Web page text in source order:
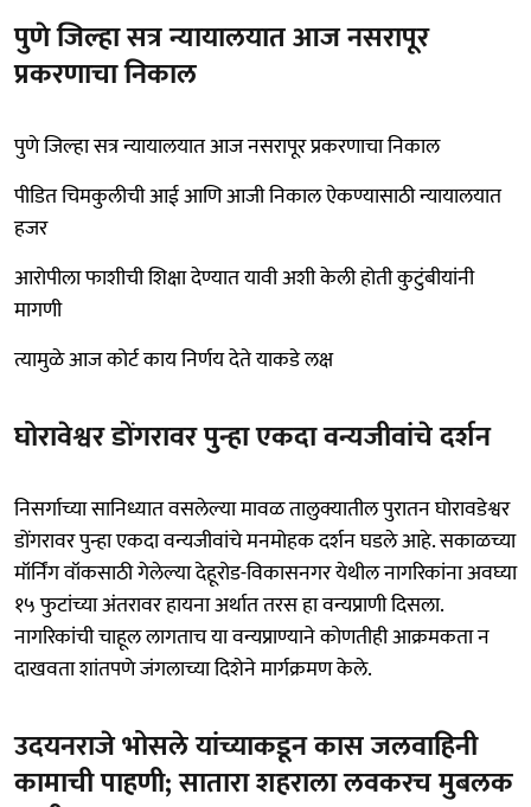
पुणे जिल्हा सत्र न्यायालयात आज नसरापूर
प्रकरणाचा निकाल
पुणे जिल्हा सत्र न्यायालयात आज नसरापूर प्रकरणाचा निकाल
पीडित चिमकुलीची आई आणि आजी निकाल ऐकण्यासाठी न्यायालयात
हजर
आरोपीला फाशीची शिक्षा देण्यात यावी अशी केली होती कुटुंबीयांनी
मागणी
त्यामुळे आज कोर्ट काय निर्णय देते याकडे लक्ष
घोरावेश्वर डोंगरावर पुन्हा एकदा वन्यजीवांचे दर्शन
निसर्गाच्या सानिध्यात वसलेल्या मावळ तालुक्यातील पुरातन घोरावडेश्वर
डोंगरावर पुन्हा एकदा वन्यजीवांचे मनमोहक दर्शन घडले आहे. सकाळच्या
मॉर्निंग वॉकसाठी गेलेल्या देहूरोड-विकासनगर येथील नागरिकांना अवघ्या
१५ फुटांच्या अंतरावर हायना अर्थात तरस हा वन्यप्राणी दिसला.
नागरिकांची चाहूल लागताच या वन्यप्राण्याने कोणतीही आक्रमकता न
दाखवता शांतपणे जंगलाच्या दिशेने मार्गक्रमण केले.
उदयनराजे भोसले यांच्याकडून कास जलवाहिनी
कामाची पाहणी; सातारा शहराला लवकरच मुबलक